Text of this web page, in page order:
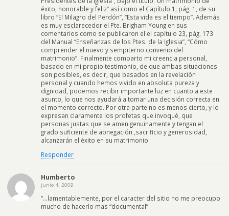
éxito, honorable y feliz” así como el Capítulo 1, pág. 1, de su
libro “El Milagro del Perdón”, “Esta vida es el tiempo”. Además
es muy esclarecedor el Pte. Brigham Young en sus
comentarios como se publicaron el el capítulo 23, pág. 173
del Manual “Enseñanzas de los Ptes. de la Iglesia”, “Cómo
comprender el nuevo y sempiterno convenio del
matrimonio”. Finalmente comparto mi creencia personal,
basado en mi propio testimonio, de que ambas situaciones
son posibles, es decir, que basados en la revelación
personal y cuando hemos vivido en absoluta pureza y
dignidad, podemos recibir importante luz en cuanto a este
asunto, lo que nos ayudará a tomar una decisión correcta en
el momento correcto. Por otra parte no es menos cierto, y lo
expresan claramente los profetas que invoqué, que
personas justas que se amen genuinamente y tengan el
grado suficiente de abnegación ,sacrificio y generosidad,
alcanzarán el éxito en su matrimonio.
Responder
Humberto
junio 4, 2009
“…lamentablemente, por el caracter del sitio no me preocupo
mucho de hacerlo mas “documental”.